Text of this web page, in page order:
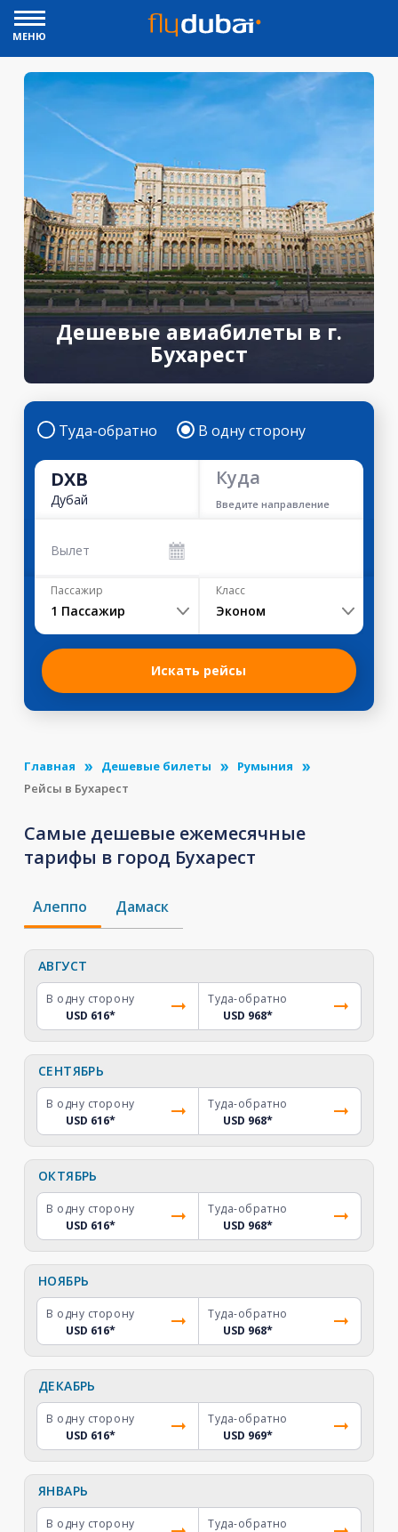
МЕНЮ
Дешевые авиабилеты в г.
Бухарест
Туда-обратно В одну сторону
DXB
Дубай
Куда
Введите направление
Вылет
Пассажир
1 Пассажир
Класс
Эконом
Искать рейсы
Главная Дешевые билеты
Румыния
Рейсы в Бухарест
Самые дешевые ежемесячные
тарифы в город Бухарест
Алеппо Дамаск
АВГУСТ
В одну сторону
USD 616*
Туда-обратно
USD 968*
СЕНТЯБРЬ
В одну сторону
USD 616*
Туда-обратно
USD 968*
ОКТЯБРЬ
В одну сторону
USD 616*
Туда-обратно
USD 968*
НОЯБРЬ
В одну сторону
USD 616*
Туда-обратно
USD 968*
ДЕКАБРЬ
В одну сторону
USD 616*
Туда-обратно
USD 969*
ЯНВАРЬ
В одну сторону
Туда-обратно